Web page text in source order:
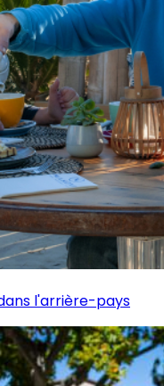
l'arrière-pays